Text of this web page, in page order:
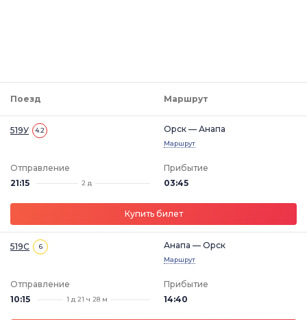
Поезд Маршрут
519У 4.2 Орск — Анапа
Маршрут
Отправление
21:15
2 д
Прибытие
03:45
Купить билет
519С 6 Анапа — Орск
Маршрут
Отправление
10:15
1 д 21 ч 28 м
Прибытие
14:40